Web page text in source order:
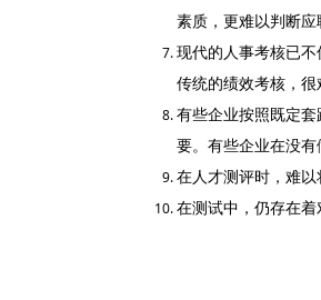
素质，更难以判断
现代的人事考核已
传统的绩效考核，
有些企业按照既定
要。有些企业在没
在人才测评时，难
在测试中，仍存在